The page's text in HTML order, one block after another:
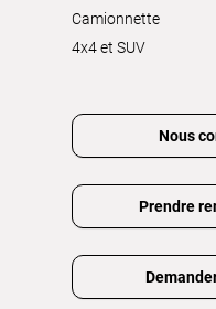
Camionnette
4x4 et SUV
Nous
Prendre